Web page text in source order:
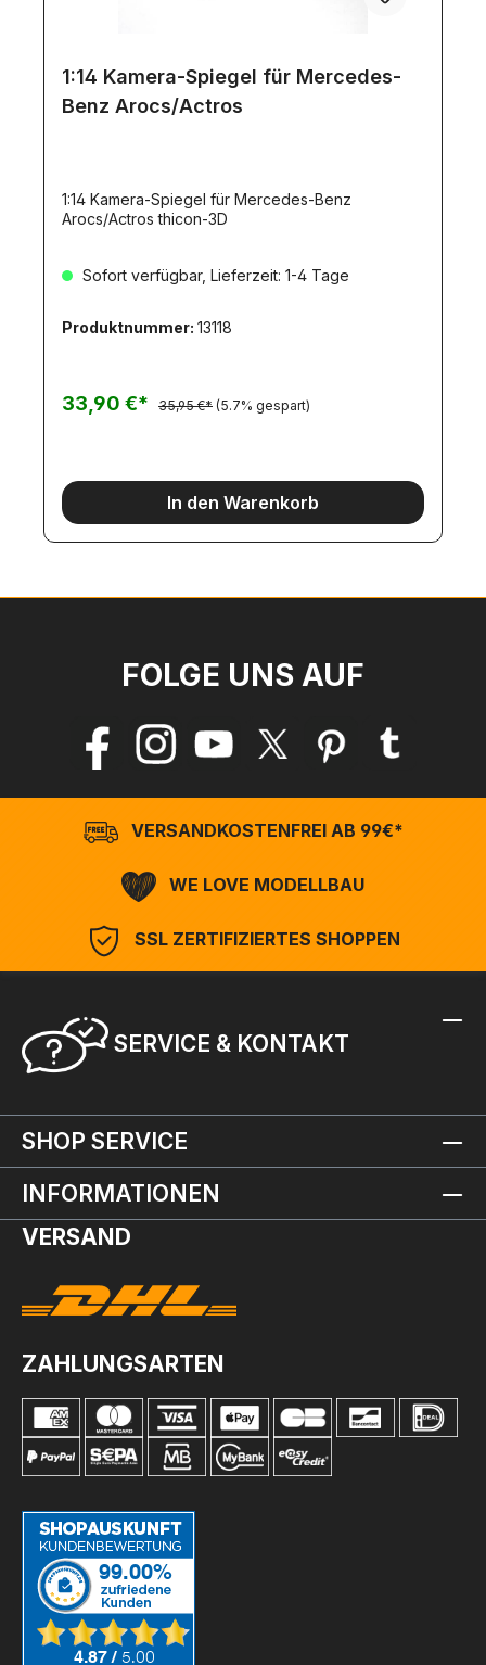
1:14 Kamera-Spiegel für Mercedes-
Benz Arocs/Actros
1:14 Kamera-Spiegel für Mercedes-Benz
Arocs/Actros thicon-3D
Sofort verfügbar, Lieferzeit: 1-4 Tage
Produktnummer: 13118
33,90 €* 35,95 €* (5.7% gespart)
In den Warenkorb
FOLGE UNS AUF
VERSANDKOSTENFREI AB 99€*
WE LOVE MODELLBAU
SSL ZERTIFIZIERTES SHOPPEN
SERVICE & KONTAKT
SHOP SERVICE
INFORMATIONEN
VERSAND
ZAHLUNGSARTEN